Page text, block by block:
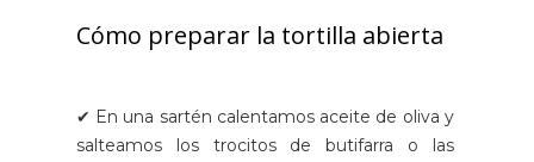
Cómo preparar la tortilla abierta
✔ En una sartén calentamos aceite de oliva y
salteamos los trocitos de butifarra o las